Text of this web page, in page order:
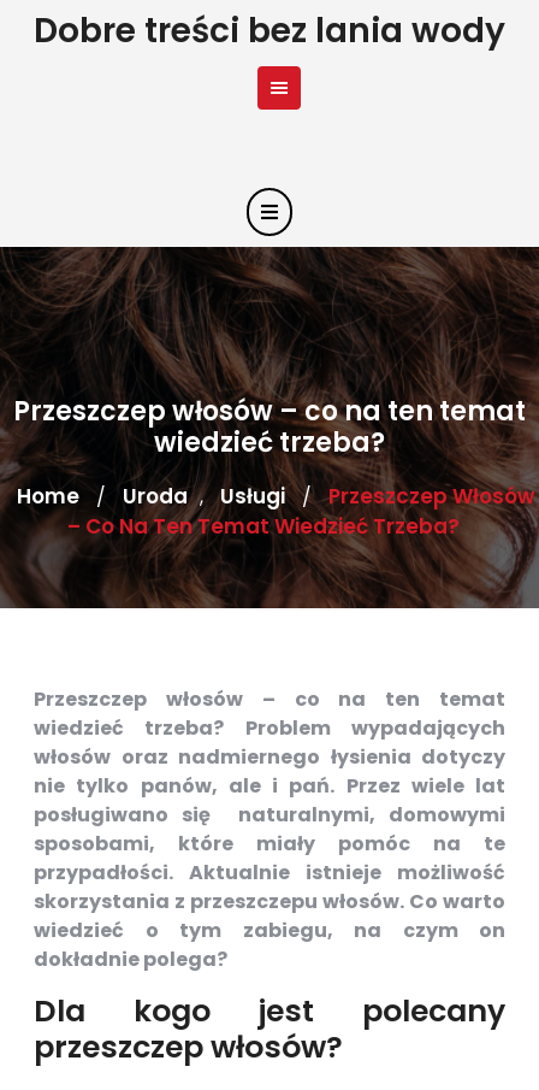
SkipDobre treści bez lania wody
Przeszczep włosów – co na ten temat
wiedzieć trzeba?
Home / Uroda , Usługi / Przeszczep Włosów
– Co Na Ten Temat Wiedzieć Trzeba?
Przeszczep włosów – co na ten temat
wiedzieć trzeba? Problem wypadających
włosów oraz nadmiernego łysienia dotyczy
nie tylko panów, ale i pań. Przez wiele lat
posługiwano się naturalnymi, domowymi
sposobami, które miały pomóc na te
przypadłości. Aktualnie istnieje możliwość
skorzystania z przeszczepu włosów. Co warto
wiedzieć o tym zabiegu, na czym on
dokładnie polega?
Dla kogo jest polecany
przeszczep włosów?